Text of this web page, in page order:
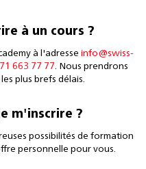
à un cours ?
à l'adresse info@swiss-
663 77 77. Nous prendrons
plus brefs délais.
m'inscrire ?
possibilités de formation
personnelle pour vous.